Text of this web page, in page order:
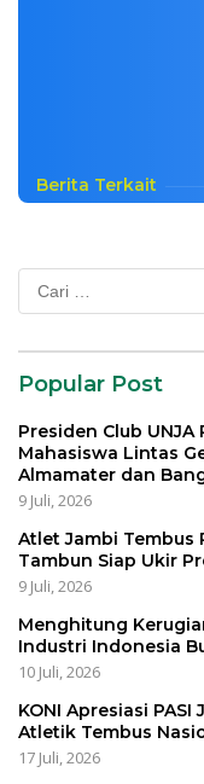
Berita Terkait
Cari
untuk:
Popular Post
Presiden Club
Mahasiswa Lintas
Almamater dan
9 Juli, 2026
Atlet Jambi Tembus
Tambun Siap Ukir
9 Juli, 2026
Menghitung
Industri Indonesia
10 Juli, 2026
KONI Apresiasi
Atletik Tembus
17 Juli, 2026